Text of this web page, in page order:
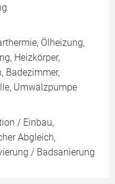
Ölheizung,
Heizkörper,
Badezimmer,
Umwälzpumpe
/ Einbau,
Abgleich,
/ Badsanierung